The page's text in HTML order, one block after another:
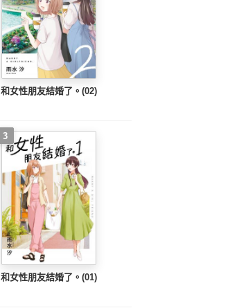
和女性朋友結婚了。(02)
3
和女性朋友結婚了。(01)